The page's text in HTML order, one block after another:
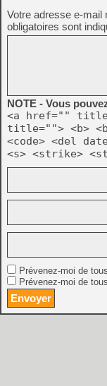
Votre adresse e-mail
obligatoires sont
NOTE - Vous
<a href=""
title=""> <b>
<code> <del
<s> <strike>
Prévenez-moi de
Prévenez-moi de